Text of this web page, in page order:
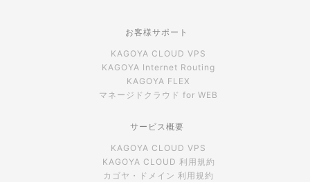
お客様サポート
KAGOYA CLOUD VPS
KAGOYA Internet Routing
KAGOYA FLEX
マネージドクラウド for WEB
サービス概要
KAGOYA CLOUD VPS
KAGOYA CLOUD 利用規約
カゴヤ・ドメイン 利用規約